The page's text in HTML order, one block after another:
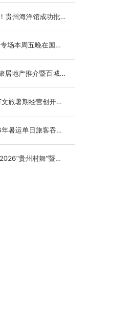
贵州海洋馆成功批量
场本周五晚在国际
居地产推介暨百城千
文旅暑期经营创开门
暑运单日旅客吞吐
贵州村舞”暨望